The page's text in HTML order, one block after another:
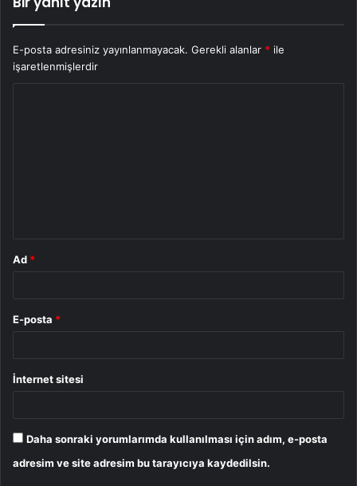
E-posta adresiniz yayınlanmayacak. Gerekli alanlar * ile
işaretlenmişlerdir
Ad *
E-posta *
İnternet sitesi
Daha sonraki yorumlarımda kullanılması için adım, e-posta
adresim ve site adresim bu tarayıcıya kaydedilsin.